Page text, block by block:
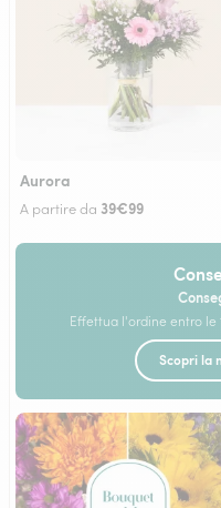
Aurora
A partire da 39€99
Effettua l'ordine entro le
Scopri la